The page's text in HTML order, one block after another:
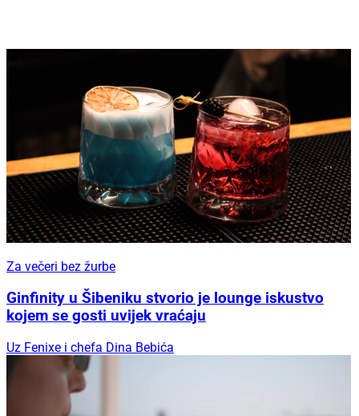
Za večeri bez žurbe
Ginfinity u Šibeniku stvorio je lounge iskustvo
kojem se gosti uvijek vraćaju
Uz Fenixe i chefa Dina Bebića